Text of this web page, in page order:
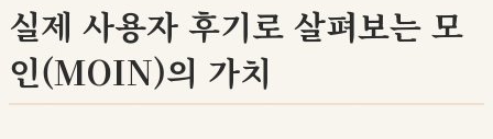
실제 사용자 후기로 살펴보는 모
인(MOIN)의 가치